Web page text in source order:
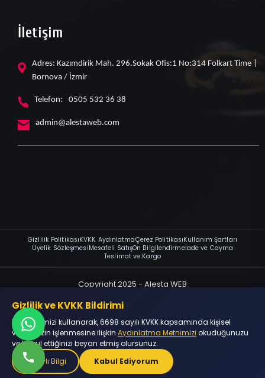
İletişim
Adres: Kazımdirik Mah. 296.Sokak Ofis:1 No:314 Folkart Time |
Bornova / İzmir
Telefon: 0505 532 36 38
admin@alestaweb.com
Gizlilik PolitikasıKVKK AydınlatmaÇerez PolitikasıKullanım Şartları
Üyelik SözleşmesiMesafeli SatışÖn Bilgilendirmeİade ve Cayma
Teslimat ve Kargo
Copyright 2025 - Alesta WEB
2025 Alesta WEB - İnternetteki Yüzünüzü Modern Çözümlerle
Gizlilik ve KVKK Bildirimi
Web sitemizi kullanarak, 6698 sayılı KVKK kapsamında kişisel
verilerinizin işlenmesine ilişkin Aydınlatma Metnimizi okuduğunuzu
ve kabul ettiğinizi beyan etmiş olursunuz.
Detaylı Bilgi
Kabul Ediyorum